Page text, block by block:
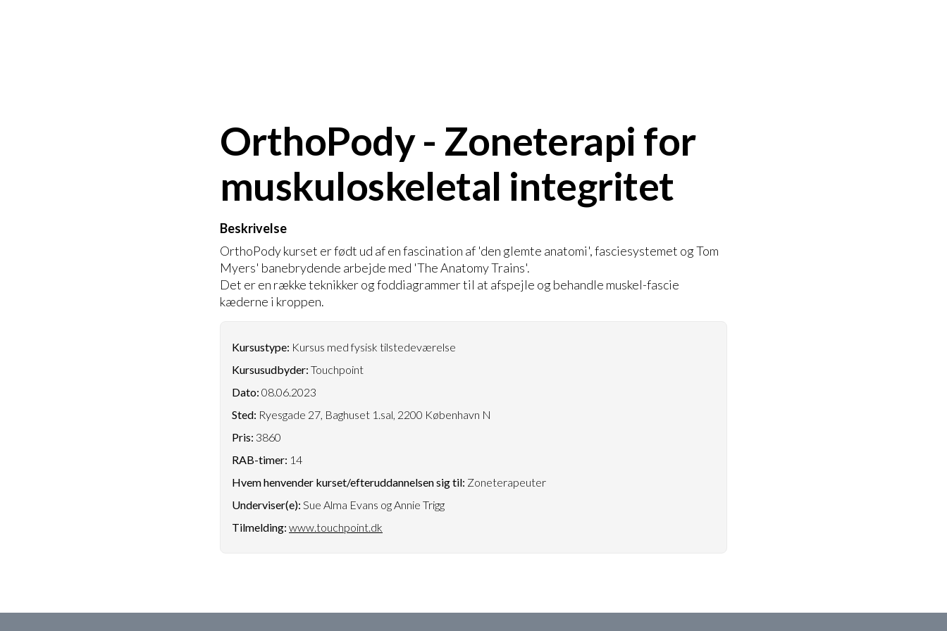
OrthoPody - Zoneterapi for
muskuloskeletal integritet
Beskrivelse
OrthoPody kurset er født ud af en fascination af 'den glemte anatomi', fasciesystemet og Tom
Myers' banebrydende arbejde med 'The Anatomy Trains'.
Det er en række teknikker og foddiagrammer til at afspejle og behandle muskel-fascie
kæderne i kroppen.
Kursustype: Kursus med fysisk tilstedeværelse
Kursusudbyder: Touchpoint
Dato: 08.06.2023
Sted: Ryesgade 27, Baghuset 1.sal, 2200 København N
Pris: 3860
RAB-timer: 14
Hvem henvender kurset/efteruddannelsen sig til: Zoneterapeuter
Underviser(e): Sue Alma Evans og Annie Trigg
Tilmelding: www.touchpoint.dk